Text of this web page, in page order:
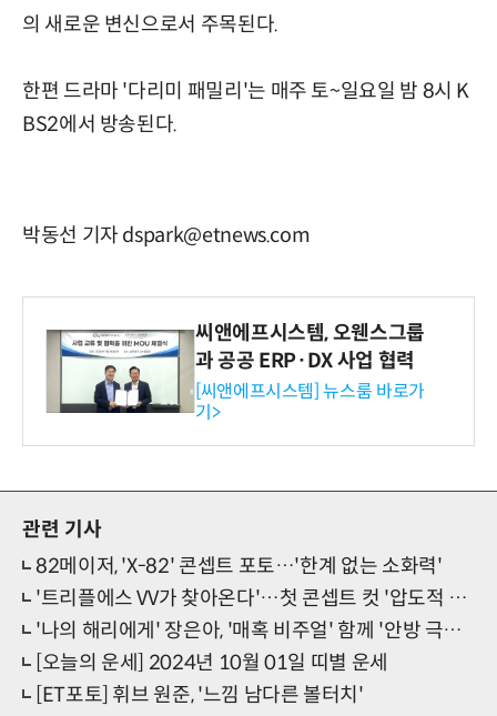
의 새로운 변신으로서 주목된다.
한편 드라마 '다리미 패밀리'는 매주 토~일요일 밤 8시 K
BS2에서 방송된다.
박동선 기자 dspark@etnews.com
씨앤에프시스템, 오웬스그룹
과 공공 ERP·DX 사업 협력
[씨앤에프시스템] 뉴스룸 바로가
기>
관련 기사
82메이저, 'X-82' 콘셉트 포토…'한계 없는 소화력'
'트리플에스 VV가 찾아온다'…첫 콘셉트 컷 '압도적 매력'
'나의 해리에게' 장은아, '매혹 비주얼' 함께 '안방 극장' 데뷔
[오늘의 운세] 2024년 10월 01일 띠별 운세
[ET포토] 휘브 원준, '느낌 남다른 볼터치'